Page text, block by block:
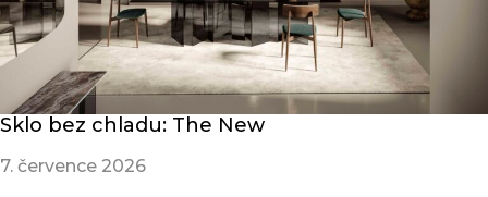
Sklo bez chladu: The New
7. července 2026